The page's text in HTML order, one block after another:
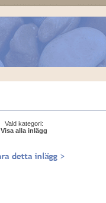
Vald kategori:
Visa alla inlägg